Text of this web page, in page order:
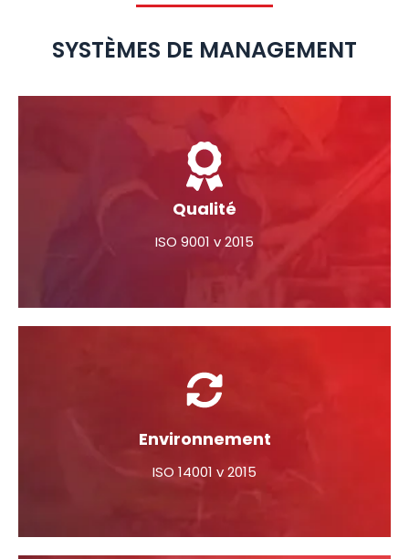
SYSTÈMES DE MANAGEMENT
Qualité
ISO 9001 v 2015
Environnement
ISO 14001 v 2015